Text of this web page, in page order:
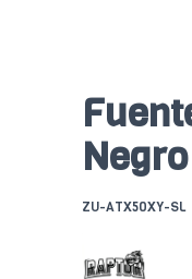
ZU-ATX50XY-SL